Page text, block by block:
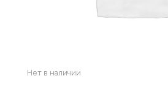
Нет в наличии